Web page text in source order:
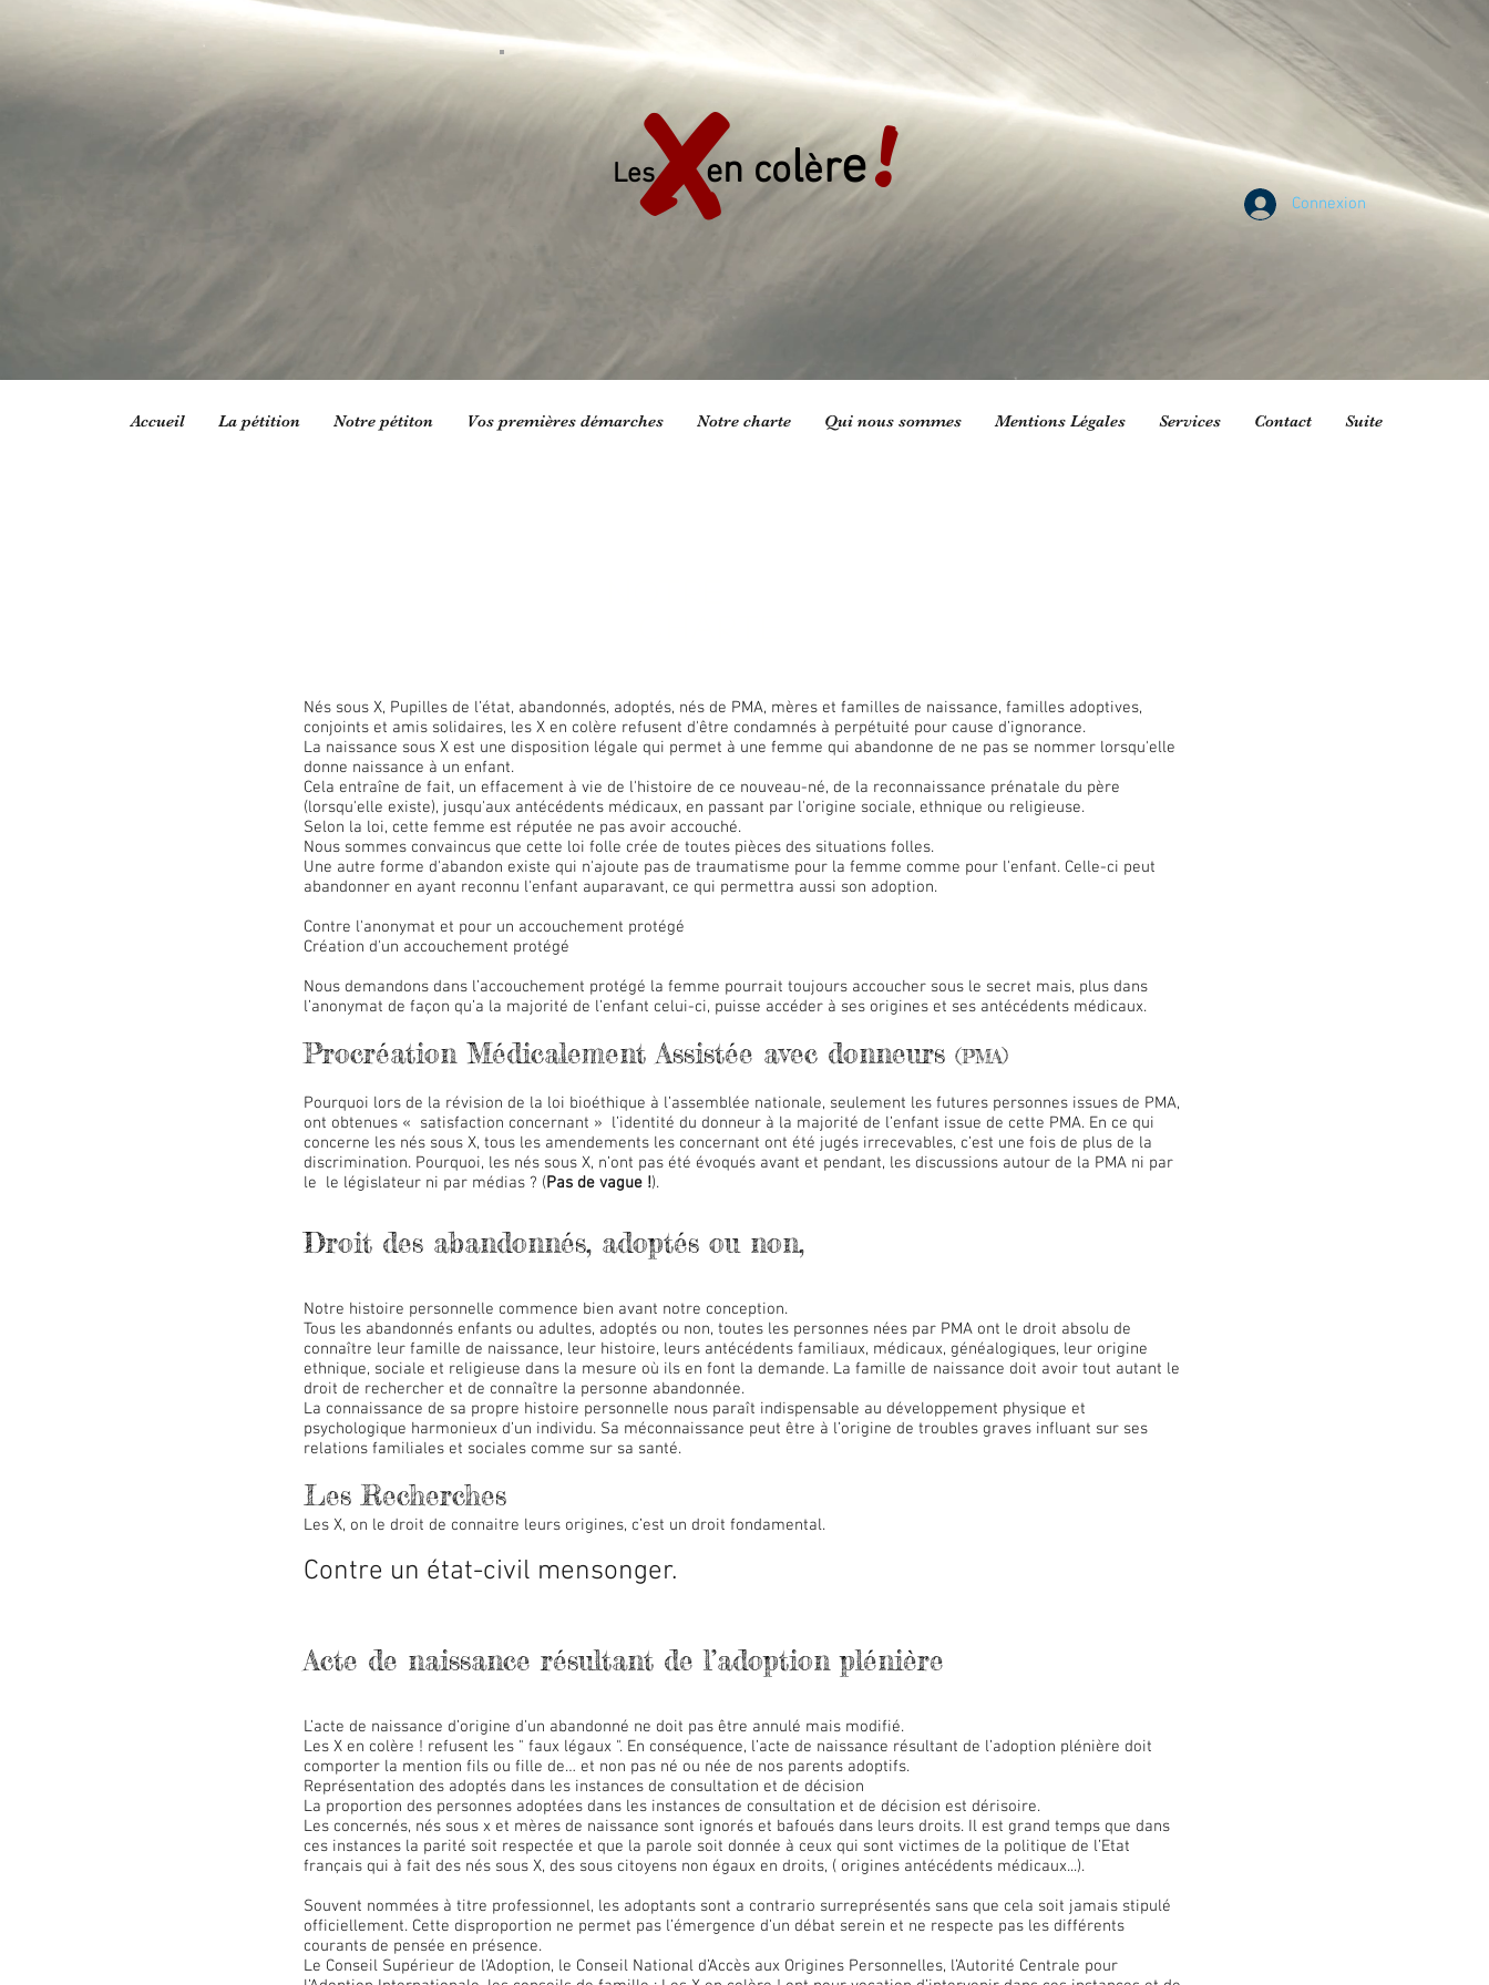
Les en colère!
X Connexion
Accueil La pétition Notre pétiton Vos premières démarches Notre charte Qui nous sommes Mentions Légales Services Contact Suite
Nés sous X, Pupilles de l’état, abandonnés, adoptés, nés de PMA, mères et familles de naissance, familles adoptives,
conjoints et amis solidaires, les X en colère refusent d'être condamnés à perpétuité pour cause d’ignorance.
La naissance sous X est une disposition légale qui permet à une femme qui abandonne de ne pas se nommer lorsqu'elle
donne naissance à un enfant.
Cela entraîne de fait, un effacement à vie de l'histoire de ce nouveau-né, de la reconnaissance prénatale du père
(lorsqu'elle existe), jusqu'aux antécédents médicaux, en passant par l'origine sociale, ethnique ou religieuse.
Selon la loi, cette femme est réputée ne pas avoir accouché.
Nous sommes convaincus que cette loi folle crée de toutes pièces des situations folles.
Une autre forme d'abandon existe qui n'ajoute pas de traumatisme pour la femme comme pour l'enfant. Celle-ci peut
abandonner en ayant reconnu l'enfant auparavant, ce qui permettra aussi son adoption.
Contre l'anonymat et pour un accouchement protégé
Création d'un accouchement protégé
Nous demandons dans l’accouchement protégé la femme pourrait toujours accoucher sous le secret mais, plus dans
l’anonymat de façon qu’a la majorité de l’enfant celui-ci, puisse accéder à ses origines et ses antécédents médicaux.
Procréation Médicalement Assistée avec donneurs (PMA)
Pourquoi lors de la révision de la loi bioéthique à l’assemblée nationale, seulement les futures personnes issues de PMA,
ont obtenues « satisfaction concernant » l’identité du donneur à la majorité de l’enfant issue de cette PMA. En ce qui
concerne les nés sous X, tous les amendements les concernant ont été jugés irrecevables, c’est une fois de plus de la
discrimination. Pourquoi, les nés sous X, n’ont pas été évoqués avant et pendant, les discussions autour de la PMA ni par
le le législateur ni par médias ? (Pas de vague !).
Droit des abandonnés, adoptés ou non,
Notre histoire personnelle commence bien avant notre conception.
Tous les abandonnés enfants ou adultes, adoptés ou non, toutes les personnes nées par PMA ont le droit absolu de
connaître leur famille de naissance, leur histoire, leurs antécédents familiaux, médicaux, généalogiques, leur origine
ethnique, sociale et religieuse dans la mesure où ils en font la demande. La famille de naissance doit avoir tout autant le
droit de rechercher et de connaître la personne abandonnée.
La connaissance de sa propre histoire personnelle nous paraît indispensable au développement physique et
psychologique harmonieux d’un individu. Sa méconnaissance peut être à l’origine de troubles graves influant sur ses
relations familiales et sociales comme sur sa santé.
Les Recherches
Les X, on le droit de connaitre leurs origines, c’est un droit fondamental.
Contre un état-civil mensonger.
Acte de naissance résultant de l’adoption plénière
L’acte de naissance d’origine d’un abandonné ne doit pas être annulé mais modifié.
Les X en colère ! refusent les " faux légaux ". En conséquence, l’acte de naissance résultant de l’adoption plénière doit
comporter la mention fils ou fille de… et non pas né ou née de nos parents adoptifs.
Représentation des adoptés dans les instances de consultation et de décision
La proportion des personnes adoptées dans les instances de consultation et de décision est dérisoire.
Les concernés, nés sous x et mères de naissance sont ignorés et bafoués dans leurs droits. Il est grand temps que dans
ces instances la parité soit respectée et que la parole soit donnée à ceux qui sont victimes de la politique de l’Etat
français qui à fait des nés sous X, des sous citoyens non égaux en droits, ( origines antécédents médicaux...).
Souvent nommées à titre professionnel, les adoptants sont a contrario surreprésentés sans que cela soit jamais stipulé
officiellement. Cette disproportion ne permet pas l’émergence d’un débat serein et ne respecte pas les différents
courants de pensée en présence.
Le Conseil Supérieur de l’Adoption, le Conseil National d’Accès aux Origines Personnelles, l’Autorité Centrale pour